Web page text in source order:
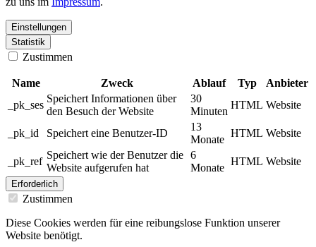
Einstellungen
Statistik
Zustimmen
Name Zweck Ablauf Typ
Anbieter
_pk_ses
Speichert Informationen über
den Besuch der Website
30
Minuten
HTML Website
_pk_id Speichert eine Benutzer-ID
13
Monate
HTML Website
_pk_ref
Speichert wie der Benutzer die
Website aufgerufen hat
6
Monate
HTML Website
Erforderlich
Zustimmen
Diese Cookies werden für eine reibungslose Funktion unserer
Website benötigt.